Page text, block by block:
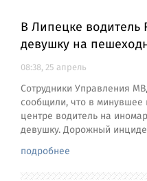
В Липецке водитель
девушку на
08:38, 25 апрель
Сотрудники Управления
сообщили, что в минувшее
центре водитель на
девушку. Дорожный
подробнее